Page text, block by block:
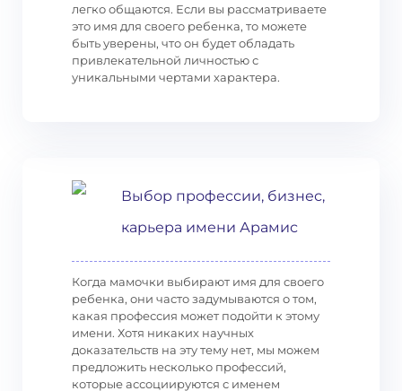
легко общаются. Если вы рассматриваете
это имя для своего ребенка, то можете
быть уверены, что он будет обладать
привлекательной личностью с
уникальными чертами характера.
Выбор профессии, бизнес,
карьера имени Арамис
Когда мамочки выбирают имя для своего
ребенка, они часто задумываются о том,
какая профессия может подойти к этому
имени. Хотя никаких научных
доказательств на эту тему нет, мы можем
предложить несколько профессий,
которые ассоциируются с именем